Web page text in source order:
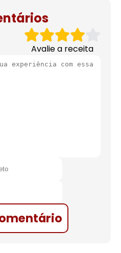
Avalie a receita